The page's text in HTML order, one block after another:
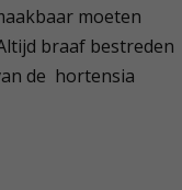
moeten
braaf bestreden
de hortensia